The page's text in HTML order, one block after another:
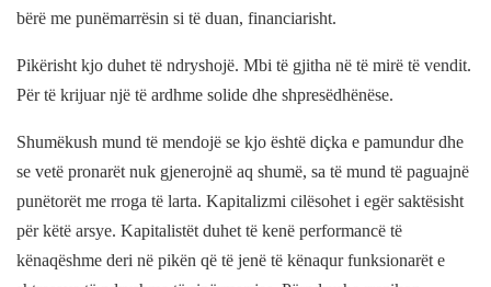
bërë me punëmarrësin si të duan, financiarisht.
Pikërisht kjo duhet të ndryshojë. Mbi të gjitha në të mirë të vendit.
Për të krijuar një të ardhme solide dhe shpresëdhënëse.
Shumëkush mund të mendojë se kjo është diçka e pamundur dhe
se vetë pronarët nuk gjenerojnë aq shumë, sa të mund të paguajnë
punëtorët me rroga të larta. Kapitalizmi cilësohet i egër saktësisht
për këtë arsye. Kapitalistët duhet të kenë performancë të
kënaqëshme deri në pikën që të jenë të kënaqur funksionarët e